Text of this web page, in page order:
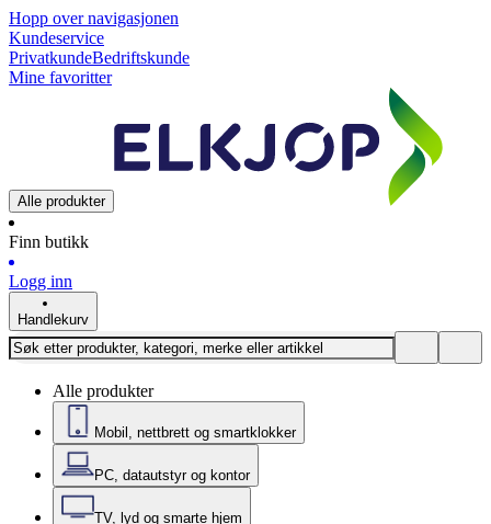
Hopp over navigasjonen
Kundeservice
PrivatkundeBedriftskunde
Mine favoritter
Alle produkter
Finn butikk
Logg inn
Handlekurv
Alle produkter
Mobil, nettbrett og smartklokker
PC, datautstyr og kontor
TV, lyd og smarte hjem